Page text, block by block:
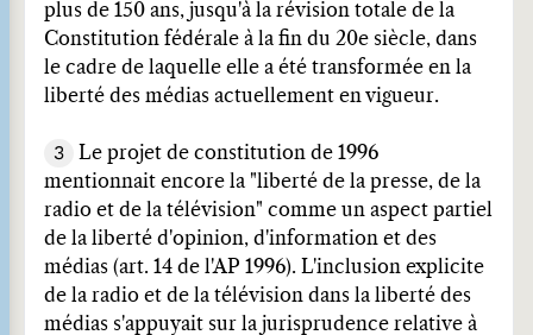
plus de 150 ans, jusqu'à la révision totale de la
Constitution fédérale à la fin du 20e siècle, dans
le cadre de laquelle elle a été transformée en la
liberté des médias actuellement en vigueur.
3
Le projet de constitution de 1996
mentionnait encore la "liberté de la presse, de la
radio et de la télévision" comme un aspect partiel
de la liberté d'opinion, d'information et des
médias (art. 14 de l'AP 1996). L'inclusion explicite
de la radio et de la télévision dans la liberté des
médias s'appuyait sur la jurisprudence relative à